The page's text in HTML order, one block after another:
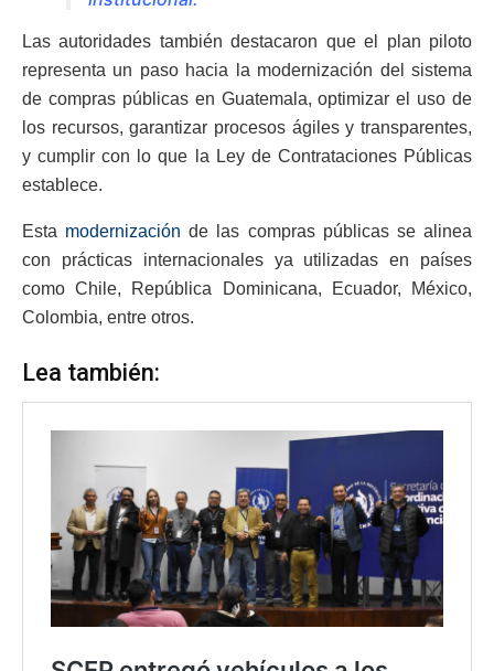
Las autoridades también destacaron que el plan piloto
representa un paso hacia la modernización del sistema
de compras públicas en Guatemala, optimizar el uso de
los recursos, garantizar procesos ágiles y transparentes,
y cumplir con lo que la Ley de Contrataciones Públicas
establece.
Esta modernización de las compras públicas se alinea
con prácticas internacionales ya utilizadas en países
como Chile, República Dominicana, Ecuador, México,
Colombia, entre otros.
Lea también: